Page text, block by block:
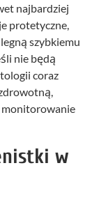
najbardziej
protetyczne,
szybkiemu
nie będą
coraz
monitorowanie
w